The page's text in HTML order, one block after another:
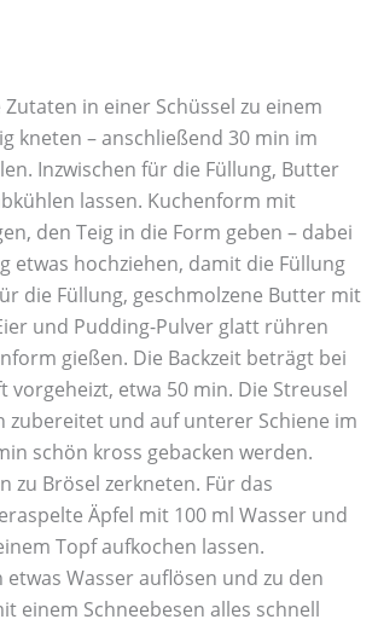
Zutaten in einer Schüssel zu einem
kneten – anschließend 30 min im
Inzwischen für die Füllung, Butter
lassen. Kuchenform mit
den Teig in die Form geben – dabei
etwas hochziehen, damit die Füllung
die Füllung, geschmolzene Butter mit
und Pudding-Pulver glatt rühren
gießen. Die Backzeit beträgt bei
vorgeheizt, etwa 50 min. Die Streusel
zubereitet und auf unterer Schiene im
schön kross gebacken werden.
zu Brösel zerkneten. Für das
Äpfel mit 100 ml Wasser und
Topf aufkochen lassen.
Wasser auflösen und zu den
einem Schneebesen alles schnell